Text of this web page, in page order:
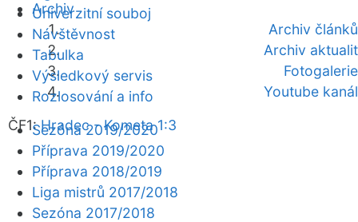
Archiv
Archiv článků
Archiv aktualit
Fotogalerie
Youtube kanál
ČF1:Hradec - Kometa 1:3
Univerzitní souboj
Návštěvnost
Tabulka
Výsledkový servis
Rozlosování a info
Sezóna 2019/2020
Příprava 2019/2020
Příprava 2018/2019
Liga mistrů 2017/2018
Sezóna 2017/2018